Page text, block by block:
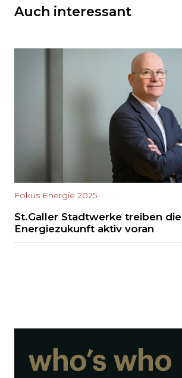
Auch interessant
Fokus Energie 2025
St.Galler Stadtwerke treiben die
Energiezukunft aktiv voran